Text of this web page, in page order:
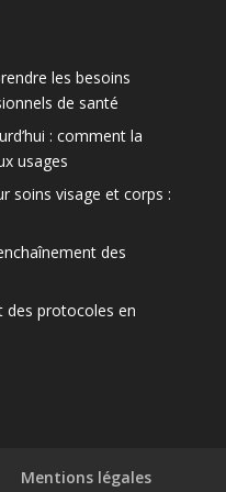
les besoins
de santé
: comment la
usages
soins visage et corps :
des
des protocoles en
Mentions légales